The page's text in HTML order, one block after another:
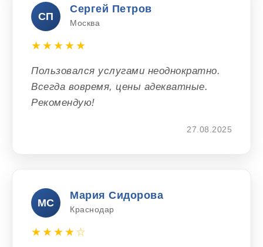
СП
Сергей Петров
Москва
★★★★★
Пользовался услугами неоднократно.
Всегда вовремя, цены адекватные.
Рекомендую!
27.08.2025
МС
Мария Сидорова
Краснодар
★★★★☆